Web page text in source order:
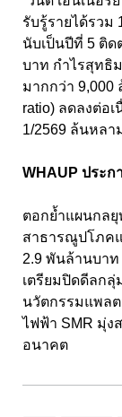
รับรู้รายได้รวม
นับเป็นปีที่ 5 ติด
บาท กำไรสุทธิ
มากกว่า
ratio) ลดลงต่อ
1/2569 ล้นหลา
WHAUP ประก
ตอกย้ำแผนกล
สาธารณูปโภค
2.9 พันล้านบาท
เตรียมปิดดีลกลุ่
นวัตกรรมแพล
ไฟฟ้า SMR มุ่ง
อนาคต